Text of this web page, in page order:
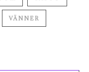
VÄNNER